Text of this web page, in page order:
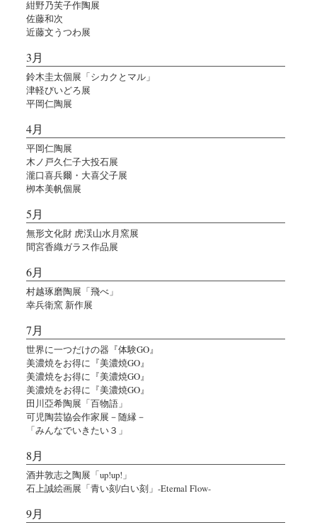
紺野乃芙子作陶展
佐藤和次
近藤文うつわ展
3月
鈴木圭太個展「シカクとマル」
津軽びいどろ展
平岡仁陶展
4月
平岡仁陶展
木ノ戸久仁子大投石展
瀧口喜兵爾・大喜父子展
栁本美帆個展
5月
無形文化財 虎渓山水月窯展
間宮香織ガラス作品展
6月
村越琢磨陶展「飛べ」
幸兵衛窯 新作展
7月
世界に一つだけの器『体験GO』
美濃焼をお得に『美濃焼GO』
美濃焼をお得に『美濃焼GO』
美濃焼をお得に『美濃焼GO』
田川亞希陶展「百物語」
可児陶芸協会作家展－随縁－
「みんなでいきたい３」
8月
酒井敦志之陶展「up!up!」
石上誠絵画展「青い刻/白い刻」-Eternal Flow-
9月